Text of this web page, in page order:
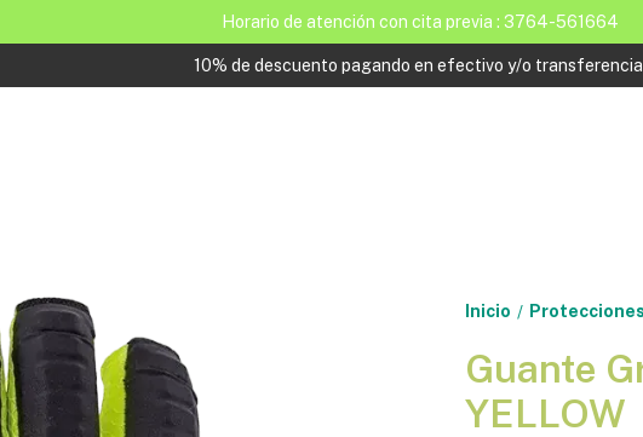
Horario de atención con cita previa : 3764-561664
10% de descuento pagando en efectivo y/o
Inicio / Protecciones
Guante
YELLOW